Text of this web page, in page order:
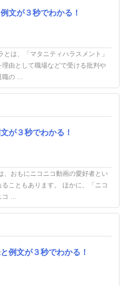
文が３秒でわかる！
とは、「マタニティハラスメント」
由として職場などで受ける批判や
職の ...
が３秒でわかる！
、おもにニコニコ動画の愛好者とい
こともあります。 ほかに、「ニコ
コ ...
例文が３秒でわかる！